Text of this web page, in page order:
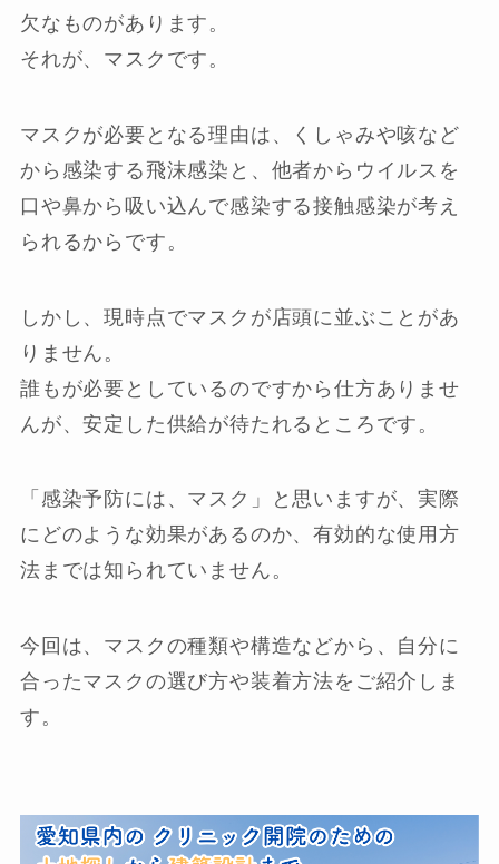
欠なものがあります。
それが、マスクです。
マスクが必要となる理由は、くしゃみや咳など
から感染する飛沫感染と、他者からウイルスを
口や鼻から吸い込んで感染する接触感染が考え
られるからです。
しかし、現時点でマスクが店頭に並ぶことがあ
りません。
誰もが必要としているのですから仕方ありませ
んが、安定した供給が待たれるところです。
「感染予防には、マスク」と思いますが、実際
にどのような効果があるのか、有効的な使用方
法までは知られていません。
今回は、マスクの種類や構造などから、自分に
合ったマスクの選び方や装着方法をご紹介しま
す。